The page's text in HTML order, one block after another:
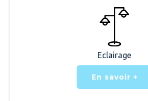
Eclairage
En savoir +